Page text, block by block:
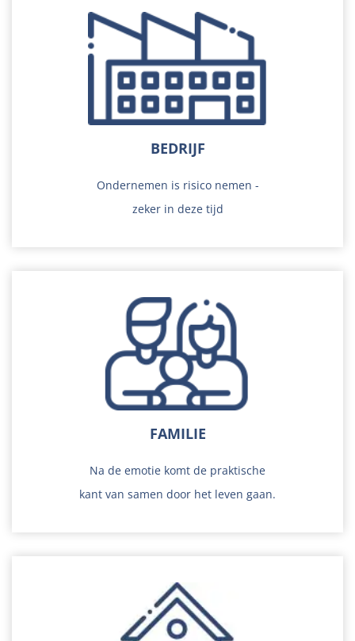
BEDRIJF
Ondernemen is risico nemen -
zeker in deze tijd
Lees verder
FAMILIE
Na de emotie komt de praktische
kant van samen door het leven gaan.